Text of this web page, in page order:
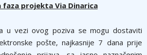
faza projekta Via Dinarica
u vezi ovog poziva se mogu dostaviti
pošte, najkasnije 7 dana prije